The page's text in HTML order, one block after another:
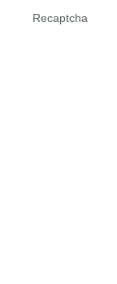
Recaptcha